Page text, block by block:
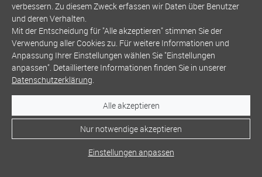
verbessern. Zu diesem Zweck erfassen wir Daten über Benutzer
und deren Verhalten.
Mit der Entscheidung für "Alle akzeptieren" stimmen Sie der
Verwendung aller Cookies zu. Für weitere Informationen und
Anpassung Ihrer Einstellungen wählen Sie "Einstellungen
anpassen". Detailliertere Informationen finden Sie in unserer
Datenschutzerklärung.
Alle akzeptieren
Nur notwendige akzeptieren
Einstellungen anpassen